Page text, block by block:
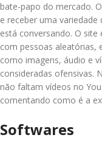
bate-papo do mercado.
e receber uma
está conversando. O
com pessoas aleatórias,
como imagens, áudio e
consideradas ofensivas.
não faltam vídeos no
comentando como é a
Softwares